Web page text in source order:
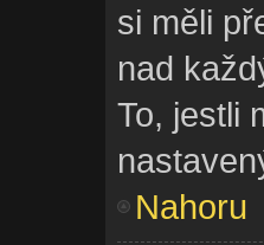
si měli
nad
To, jestli
Nahoru